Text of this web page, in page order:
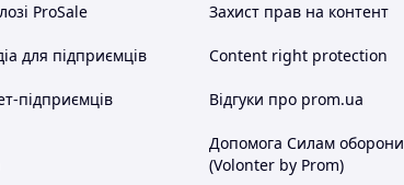
ProSale
для підприємців
підприємців
Захист прав на контент
Content right protection
Відгуки про prom.ua
Допомога Силам оборони
(Volonter by Prom)